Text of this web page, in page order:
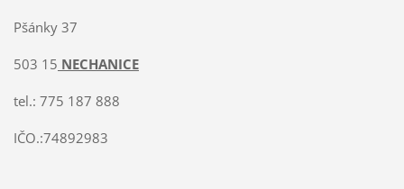
Pšánky 37
503 15 NECHANICE
tel.: 775 187 888
IČO.:74892983